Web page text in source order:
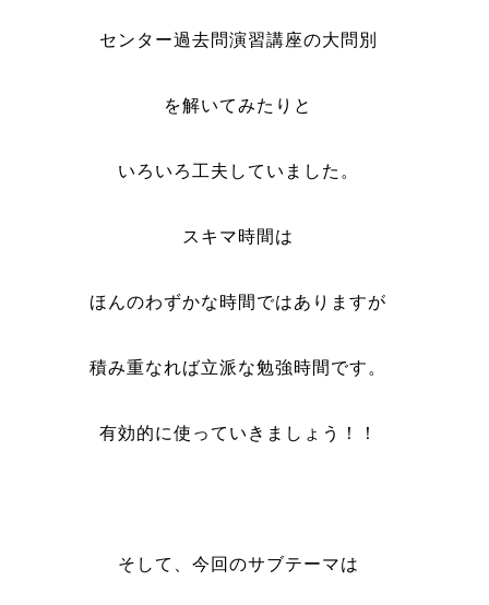
センター過去問演習講座の大問別
を解いてみたりと
いろいろ工夫していました。
スキマ時間は
ほんのわずかな時間ではありますが
積み重なれば立派な勉強時間です。
有効的に使っていきましょう！！
そして、今回のサブテーマは